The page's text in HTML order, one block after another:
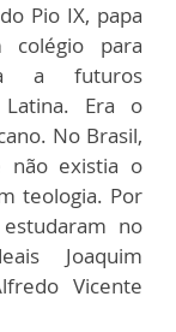
Pio IX, papa
para
a futuros
Era o
No Brasil,
não existia o
teologia. Por
no
Joaquim
Vicente